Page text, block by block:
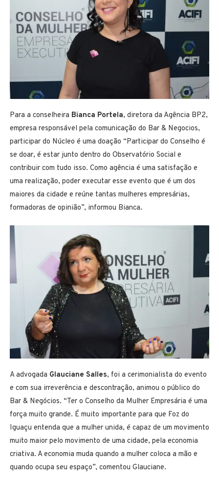
Para a conselheira Bianca Portela, diretora da Agência BP2,
empresa responsável pela comunicação do Bar & Negocios,
participar do Núcleo é uma doação “Participar do Conselho é
se doar, é estar junto dentro do Observatório Social e
contribuir com tudo isso. Como agência é uma satisfação e
uma realização, poder executar esse evento que é um dos
maiores da cidade e reúne tantas mulheres empresárias,
formadoras de opinião”, informou Bianca.
A advogada Glauciane Salles, foi a cerimonialista do evento
e com sua irreverência e descontração, animou o público do
Bar & Negócios. “Ter o Conselho da Mulher Empresária é uma
força muito grande. É muito importante para que Foz do
Iguaçu entenda que a mulher unida, é capaz de um movimento
muito maior pelo movimento de uma cidade, pela economia
criativa. A economia muda quando a mulher coloca a mão e
quando ocupa seu espaço”, comentou Glauciane.